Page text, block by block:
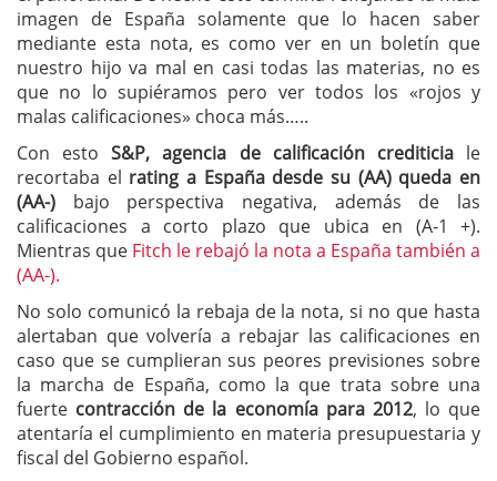
imagen de España solamente que lo hacen saber
mediante esta nota, es como ver en un boletín que
nuestro hijo va mal en casi todas las materias, no es
que no lo supiéramos pero ver todos los «rojos y
malas calificaciones» choca más…..
Con esto S&P, agencia de calificación crediticiale
recortaba el rating a España desde su (AA) queda en
(AA-) bajo perspectiva negativa, además de las
calificaciones a corto plazo que ubica en (A-1 +).
Mientras que Fitch le rebajó la nota a España también a
(AA-).
No solo comunicó la rebaja de la nota, si no que hasta
alertaban que volvería a rebajar las calificaciones en
caso que se cumplieran sus peores previsiones sobre
la marcha de España, como la que trata sobre una
fuerte contracción de la economía para 2012, lo que
atentaría el cumplimiento en materia presupuestaria y
fiscal del Gobierno español.